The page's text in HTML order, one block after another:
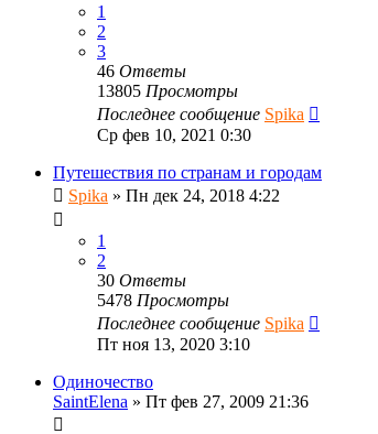
1
2
3
46 Ответы
13805 Просмотры
Последнее сообщение Spika
Ср фев 10, 2021 0:30
Путешествия по странам и городам
Spika » Пн дек 24, 2018 4:22
1
2
30 Ответы
5478 Просмотры
Последнее сообщение Spika
Пт ноя 13, 2020 3:10
Одиночество
SaintElena » Пт фев 27, 2009 21:36